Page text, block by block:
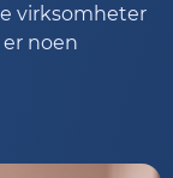
virksomheter
noen